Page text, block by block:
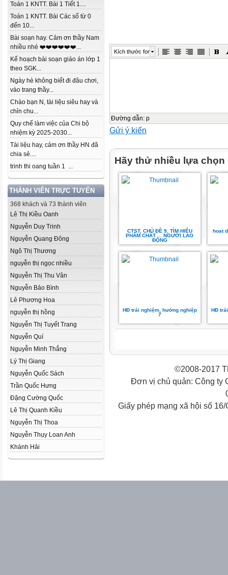
Toán 1 KNTT. Bài 1 Tiết 1....
Toán 1 KNTT. Bài Các số từ 0
đến 10...
Bài soạn hay. Cảm ơn thầy Nam
nhiều nhé ❤️❤️❤️❤️❤️❤️...
Kế hoạch bài soạn giáo án lớp 1
theo SGK...
Ngày hè không biết đi đâu chơi,
vào trang thầy...
Chào bạn N, tài liệu siêu hay và
chỉn chu...
Quy chế làm việc của Chi bộ
nhiệm kỳ 2025-2030...
Tài liệu hay, cảm ơn thầy HN đã
chia sẻ....
trinh thi oang tuần 1 ...
THÀNH VIÊN TRỰC TUYẾN
368 khách và 73 thành viên
Lê Thị Kiều Oanh
Nguyễn Duy Trinh
Nguyễn Quang Đông
Ngô Thị Thương
nguyễn thị ngọc nhiều
Nguyễn Thị Thu Vân
Nguyễn Bảo Bình
Lê Phương Hoa
nguyễn thị hồng
Nguyễn Thị Tuyết Trang
Nguyễn Quí
Nguyễn Minh Thắng
Lý Thị Giang
Nguyễn Quốc Sách
Trần Quốc Hưng
Đặng Cường Quốc
Lê Thị Quanh Kiều
Nguyễn Thị Thoa
Nguyễn Thụy Loan Anh
Khánh Hải
Kích thước font
Đường dẫn: p
Gửi ý kiến
Hãy thử nhiều lựa chọn
CTST, CHỦ ĐỀ 9, TÌM HIỂU
PHẨM CHẤT ... NGƯỜI LAO
ĐỘNG
hoat
HĐ trải nghiệm, hướng nghiệp
7
HĐ
©2008-2017
Đơn vị chủ quản: Công ty
Giấy phép mạng xã hội số